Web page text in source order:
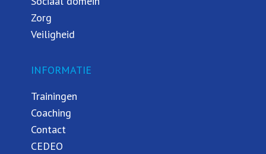
Zorg
Veiligheid
INFORMATIE
Trainingen
Coaching
Contact
CEDEO